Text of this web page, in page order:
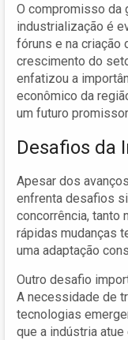
O compromisso da
industrialização é
fóruns e na criação
crescimento do
enfatizou a
econômico da
um futuro
Desafios da
Apesar dos
enfrenta desafios
concorrência, tanto
rápidas mudanças
uma adaptação
Outro desafio
A necessidade de
tecnologias
que a indústria